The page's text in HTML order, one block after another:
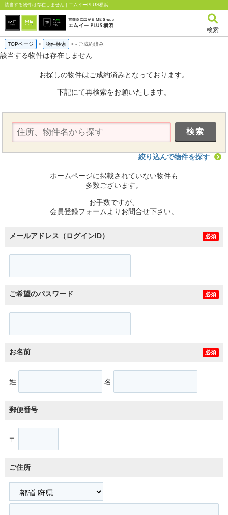
該当する物件は存在しません｜エムイーPLUS横浜
検索
TOPページ > 物件検索 >- ご成約済み
該当する物件は存在しません
お探しの物件はご成約済みとなっております。
下記にて再検索をお願いたします。
絞り込んで物件を探す
ホームページに掲載されていない物件も
多数ございます。
お手数ですが、
会員登録フォームよりお問合せ下さい。
メールアドレス（ログインID） 必須
ご希望のパスワード 必須
お名前 必須
姓 名
郵便番号
〒
ご住所